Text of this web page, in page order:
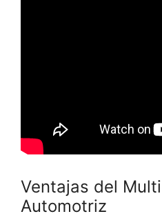
Ventajas del
Automotriz